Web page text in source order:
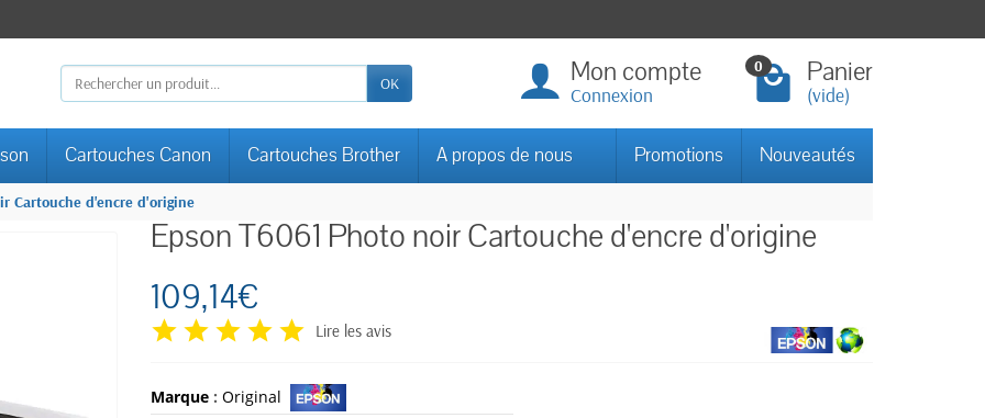
OK Mon compte
Connexion
0 Panier
(vide)
Cartouches Canon Cartouches Brother A propos de nous Promotions Nouveautés
Cartouche d'encre d'origine
Epson T6061 Photo noir Cartouche d'encre d'origine
109,14€
Lire les avis
Marque : Original